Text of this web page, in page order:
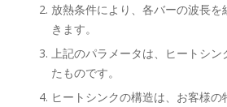
放熱条件により、各バーの波長
きます。
上記のパラメータは、ヒートシ
たものです。
ヒートシンクの構造は、お客様の